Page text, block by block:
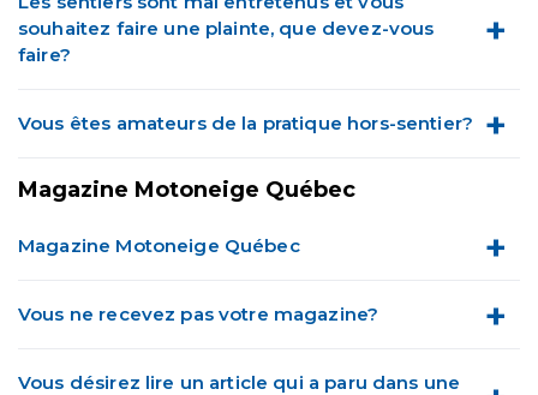
souhaitez faire une plainte, que devez-vous
faire?
Vous êtes amateurs de la pratique hors-sentier?
Magazine Motoneige Québec
Magazine Motoneige Québec
Vous ne recevez pas votre magazine?
Vous désirez lire un article qui a paru dans une